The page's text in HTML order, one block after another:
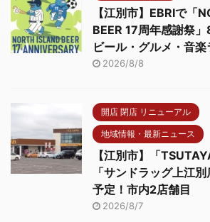
【江別市】EBRIで「
BEER 17周年感謝祭
ビール・グルメ・音楽
2026/8/8
開店 閉店 リニューアル
地域情報・最新ニュース
【江別市】「
「サンドラッグ上江
予定！市内2店舗目
2026/8/7